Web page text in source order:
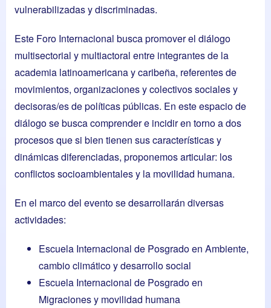
vulnerabilizadas y discriminadas.
Este Foro Internacional busca promover el diálogo
multisectorial y multiactoral entre integrantes de la
academia latinoamericana y caribeña, referentes de
movimientos, organizaciones y colectivos sociales y
decisoras/es de políticas públicas. En este espacio de
diálogo se busca comprender e incidir en torno a dos
procesos que si bien tienen sus características y
dinámicas diferenciadas, proponemos articular: los
conflictos socioambientales y la movilidad humana.
En el marco del evento se desarrollarán diversas
actividades:
Escuela Internacional de Posgrado en Ambiente,
cambio climático y desarrollo social
Escuela Internacional de Posgrado en
Migraciones y movilidad humana